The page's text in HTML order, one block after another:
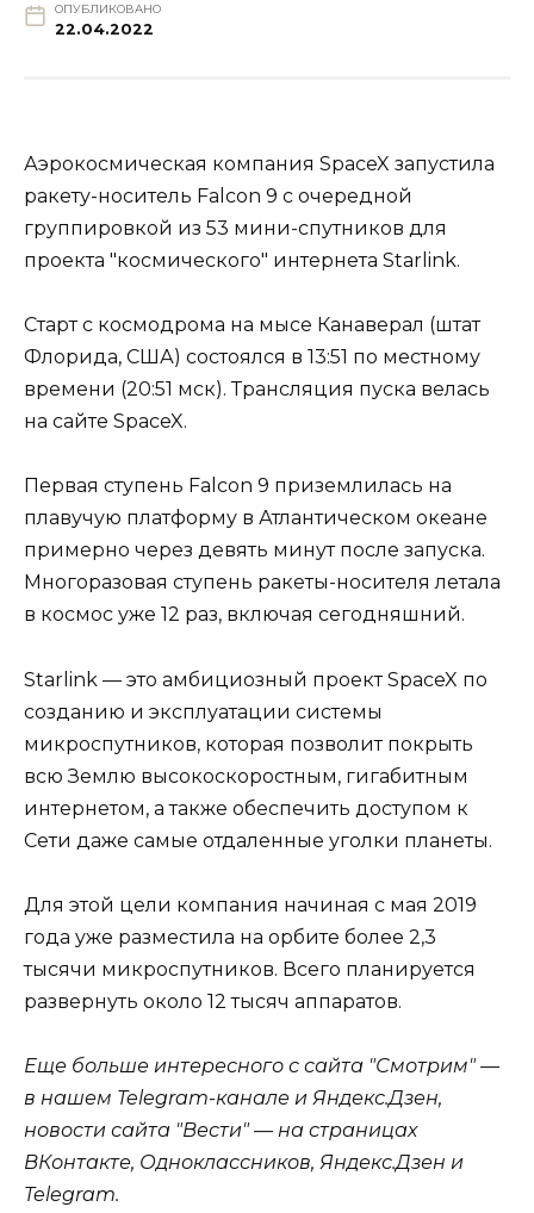
ОПУБЛИКОВАНО
22.04.2022
Аэрокосмическая компания SpaceX запустила
ракету-носитель Falcon 9 с очередной
группировкой из 53 мини-спутников для
проекта "космического" интернета Starlink.
Старт с космодрома на мысе Канаверал (штат
Флорида, США) состоялся в 13:51 по местному
времени (20:51 мск). Трансляция пуска велась
на сайте SpaceX.
Первая ступень Falcon 9 приземлилась на
плавучую платформу в Атлантическом океане
примерно через девять минут после запуска.
Многоразовая ступень ракеты-носителя летала
в космос уже 12 раз, включая сегодняшний.
Starlink — это амбициозный проект SpaceX по
созданию и эксплуатации системы
микроспутников, которая позволит покрыть
всю Землю высокоскоростным, гигабитным
интернетом, а также обеспечить доступом к
Сети даже самые отдаленные уголки планеты.
Для этой цели компания начиная с мая 2019
года уже разместила на орбите более 2,3
тысячи микроспутников. Всего планируется
развернуть около 12 тысяч аппаратов.
Еще больше интересного с сайта "Смотрим" —
в нашем Telegram-канале и Яндекс.Дзен,
новости сайта "Вести" — на страницах
ВКонтакте, Одноклассников, Яндекс.Дзен и
Telegram.